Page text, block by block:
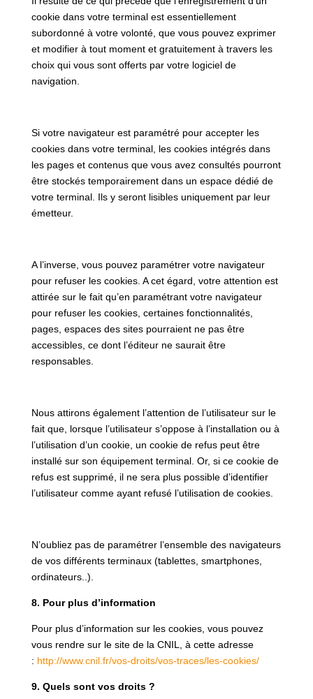
cookie dans votre terminal est essentiellement
subordonné à votre volonté, que vous pouvez exprimer
et modifier à tout moment et gratuitement à travers les
choix qui vous sont offerts par votre logiciel de
navigation.
Si votre navigateur est paramétré pour accepter les
cookies dans votre terminal, les cookies intégrés dans
les pages et contenus que vous avez consultés pourront
être stockés temporairement dans un espace dédié de
votre terminal. Ils y seront lisibles uniquement par leur
émetteur.
A l’inverse, vous pouvez paramétrer votre navigateur
pour refuser les cookies. A cet égard, votre attention est
attirée sur le fait qu’en paramétrant votre navigateur
pour refuser les cookies, certaines fonctionnalités,
pages, espaces des sites pourraient ne pas être
accessibles, ce dont l’éditeur ne saurait être
responsables.
Nous attirons également l’attention de l’utilisateur sur le
fait que, lorsque l’utilisateur s’oppose à l’installation ou à
l’utilisation d’un cookie, un cookie de refus peut être
installé sur son équipement terminal. Or, si ce cookie de
refus est supprimé, il ne sera plus possible d’identifier
l’utilisateur comme ayant refusé l’utilisation de cookies.
N’oubliez pas de paramétrer l’ensemble des navigateurs
de vos différents terminaux (tablettes, smartphones,
ordinateurs..).
8. Pour plus d’information
Pour plus d’information sur les cookies, vous pouvez
vous rendre sur le site de la CNIL, à cette adresse
: http://www.cnil.fr/vos-droits/vos-traces/les-cookies/
9. Quels sont vos droits ?